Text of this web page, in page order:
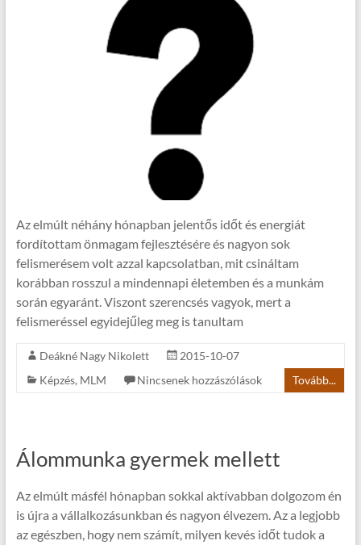
Az elmúlt néhány hónapban jelentős időt és energiát
fordítottam önmagam fejlesztésére és nagyon sok
felismerésem volt azzal kapcsolatban, mit csináltam
korábban rosszul a mindennapi életemben és a munkám
során egyaránt. Viszont szerencsés vagyok, mert a
felismeréssel egyidejűleg meg is tanultam
Deákné Nagy Nikolett
2015-10-07
Képzés, MLM Nincsenek hozzászólások Tovább...
Álommunka gyermek mellett
Az elmúlt másfél hónapban sokkal aktívabban dolgozom én
is újra a vállalkozásunkban és nagyon élvezem. Az a legjobb
az egészben, hogy nem számít, milyen kevés időt tudok a